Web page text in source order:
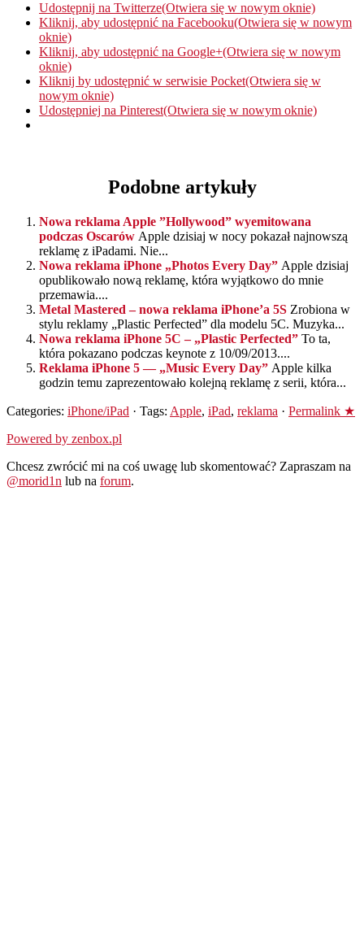
Udostępnij na Twitterze(Otwiera się w nowym oknie)
Kliknij, aby udostępnić na Facebooku(Otwiera się w nowym
oknie)
Kliknij, aby udostępnić na Google+(Otwiera się w nowym
oknie)
Kliknij by udostępnić w serwisie Pocket(Otwiera się w
nowym oknie)
Udostępniej na Pinterest(Otwiera się w nowym oknie)
Podobne artykuły
Nowa reklama Apple ”Hollywood” wyemitowana
podczas Oscarów Apple dzisiaj w nocy pokazał najnowszą
reklamę z iPadami. Nie...
Nowa reklama iPhone „Photos Every Day” Apple dzisiaj
opublikowało nową reklamę, która wyjątkowo do mnie
przemawia....
Metal Mastered – nowa reklama iPhone’a 5S Zrobiona w
stylu reklamy „Plastic Perfected” dla modelu 5C. Muzyka...
Nowa reklama iPhone 5C – „Plastic Perfected” To ta,
która pokazano podczas keynote z 10/09/2013....
Reklama iPhone 5 — „Music Every Day” Apple kilka
godzin temu zaprezentowało kolejną reklamę z serii, która...
Categories: iPhone/iPad · Tags: Apple, iPad, reklama · Permalink ★
Powered by zenbox.pl
Chcesz zwrócić mi na coś uwagę lub skomentować? Zapraszam na
@morid1n lub na forum.